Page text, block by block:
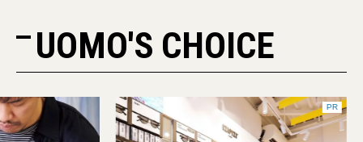
UOMO'S CHOICE